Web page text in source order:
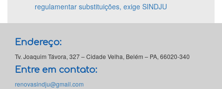
regulamentar substituições, exige SINDJU
Endereço:
Tv. Joaquim Távora, 327 – Cidade Velha, Belém – PA, 66020-340
Entre em contato:
renovasindju@gmail.com